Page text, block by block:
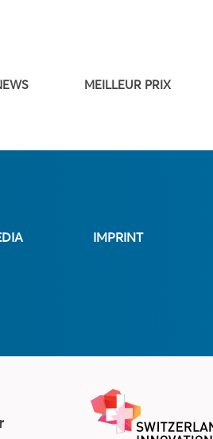
MEILLEUR PRIX
IMPRINT